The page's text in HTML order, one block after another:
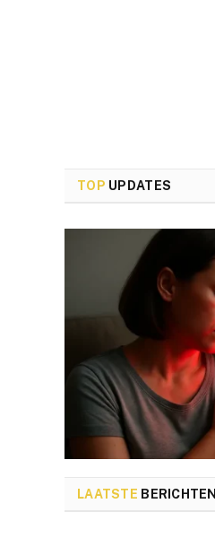
TOP UPDATES
LAATSTE BERICHTEN